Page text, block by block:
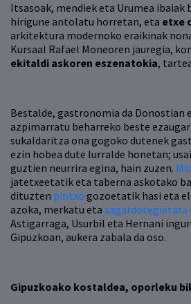
Itsasoak, mendiek eta Urumea ibaiak
hirigune antolatu horretan, eta etxe
arkitektura modernoko eraikinak
Kursaal Rafael Moneoren jauregia,
ekitaldi askoren eszenatokia,
Bestalde, gastronomia da Donostian
azpimarratu beharreko beste
sukaldaritza ona gogoko dutenek
ezin hobea dute lurralde honetan;
guztien neurrira egina, hain zuzen.
jatetxeetatik eta taberna askotako
dituzten pintxo gozoetatik hasi eta
azoka, merkatu eta sagardotegietara
Astigarraga, Usurbil eta Hernani
Gipuzkoan, aukera zabala da oso.
Gipuzkoako kostaldea, oporleku